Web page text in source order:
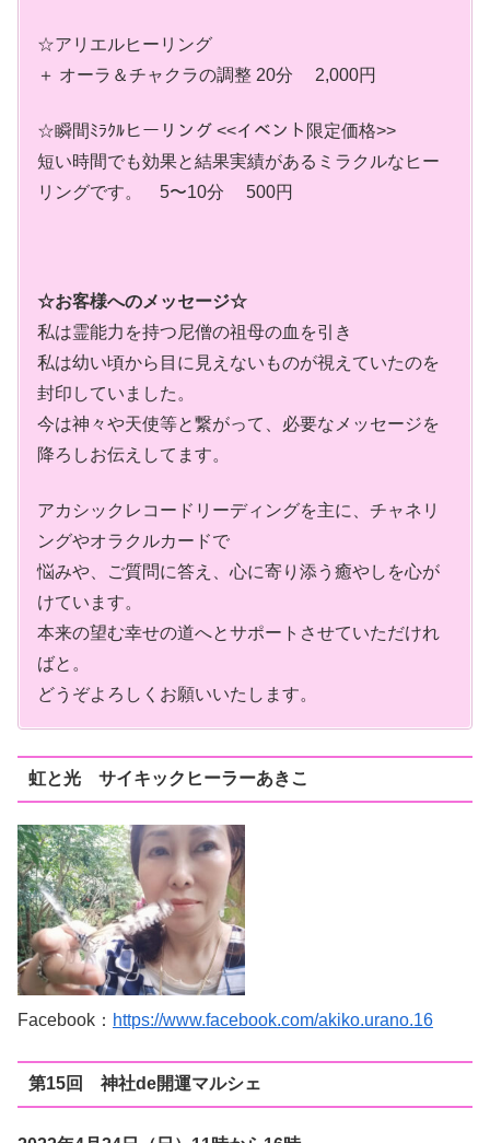
☆アリエルヒーリング
＋ オーラ＆チャクラの調整 20分 2,000円
☆瞬間ﾐﾗｸﾙヒーリング <<イベント限定価格>>
短い時間でも効果と結果実績があるミラクルなヒー
リングです。 5〜10分 500円
☆お客様へのメッセージ☆
私は霊能力を持つ尼僧の祖母の血を引き
私は幼い頃から目に見えないものが視えていたのを
封印していました。
今は神々や天使等と繋がって、必要なメッセージを
降ろしお伝えしてます。
アカシックレコードリーディングを主に、チャネリ
ングやオラクルカードで
悩みや、ご質問に答え、心に寄り添う癒やしを心が
けています。
本来の望む幸せの道へとサポートさせていただけれ
ばと。
どうぞよろしくお願いいたします。
虹と光 サイキックヒーラーあきこ
Facebook： https://www.facebook.com/akiko.urano.16
第15回 神社de開運マルシェ